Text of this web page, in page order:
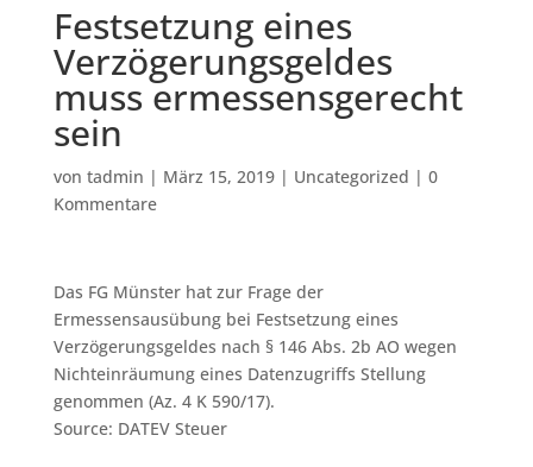
Festsetzung eines
Verzögerungsgeldes
muss ermessensgerecht
sein
von tadmin | März 15, 2019| Uncategorized | 0
Kommentare
Das FG Münster hat zur Frage der
Ermessensausübung bei Festsetzung eines
Verzögerungsgeldes nach § 146 Abs. 2b AO wegen
Nichteinräumung eines Datenzugriffs Stellung
genommen (Az. 4 K 590/17).
Source: DATEV Steuer